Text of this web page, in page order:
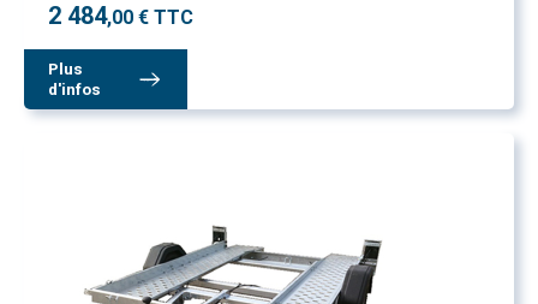
2 484,00 € TTC
Plus
d'infos